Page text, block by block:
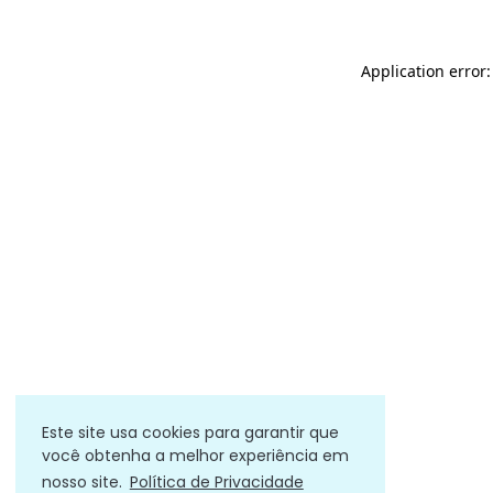
Este site usa cookies para garantir que
você obtenha a melhor experiência em
nosso site. Política de Privacidade
Application